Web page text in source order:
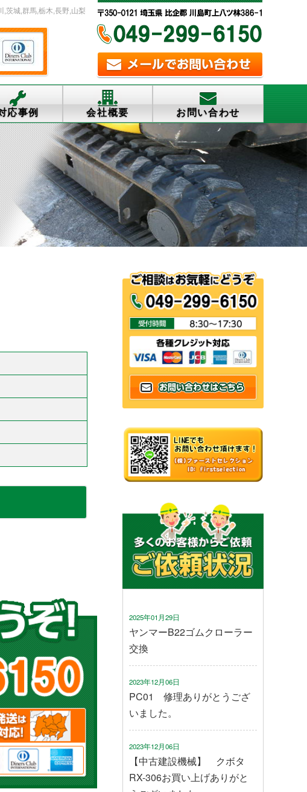
,茨城,群馬,栃木,長野,山梨
応事例 会社概要 お問い合わせ
2025年01月29日
ヤンマーB22ゴムクローラー
交換
2023年12月06日
PC01 修理ありがとうござ
いました。
2023年12月06日
【中古建設機械】 クボタ
RX-306お買い上げありがと